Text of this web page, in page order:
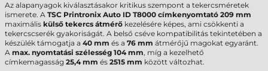
Az alapanyagok kiválasztásakor kritikus szempont a tekercsméretek
ismerete. A TSC Printronix Auto ID T8000 címkenyomtató 209 mm
maximális külső tekercs átmérő kezelésére képes, ami csökkenti a
tekercscserék gyakoriságát. A belső cséve kompatibilitás tekintetében a
készülék támogatja a 40 mm és a 76 mm átmérőjű magokat egyaránt.
A max. nyomtatási szélesség 104 mm, míg a kezelhető
címkemagasság 25,4 mm és 2515 mm között változhat.